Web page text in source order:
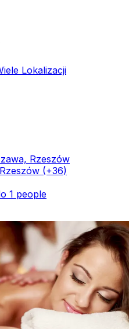
Lokalizacji
Rzeszów
(+36)
1 people